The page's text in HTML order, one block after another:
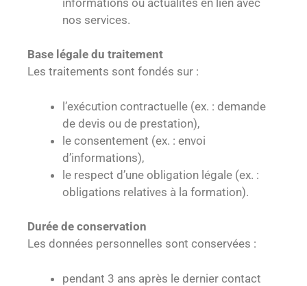
nos services.
Base légale du traitement
Les traitements sont fondés sur :
l’exécution contractuelle (ex. : demande
de devis ou de prestation),
le consentement (ex. : envoi
d’informations),
le respect d’une obligation légale (ex. :
obligations relatives à la formation).
Durée de conservation
Les données personnelles sont conservées :
pendant 3 ans après le dernier contact